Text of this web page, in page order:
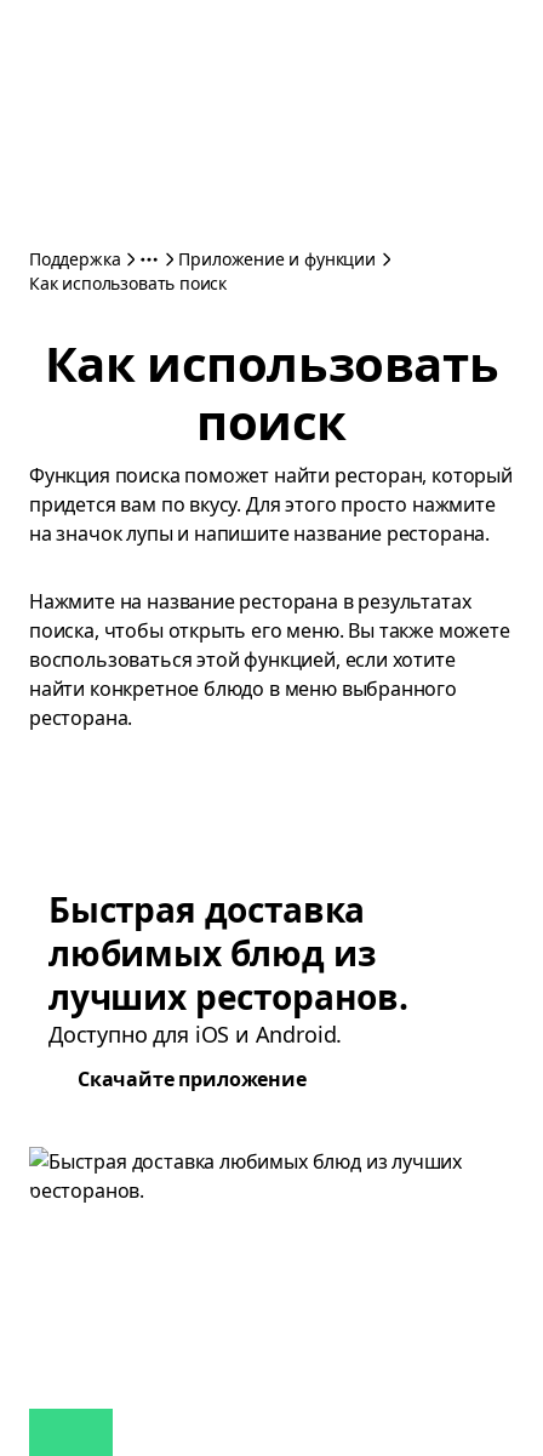
Поддержка
Приложение и функции
Как использовать поиск
Как использовать
поиск
Функция поиска поможет найти ресторан, который
придется вам по вкусу. Для этого просто нажмите
на значок лупы и напишите название ресторана.
Нажмите на название ресторана в результатах
поиска, чтобы открыть его меню. Вы также можете
воспользоваться этой функцией, если хотите
найти конкретное блюдо в меню выбранного
ресторана.
Быстрая доставка
любимых блюд из
лучших ресторанов.
Доступно для iOS и Android.
Скачайте приложение